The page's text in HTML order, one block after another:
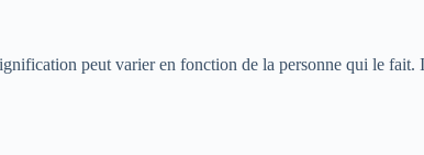
peut varier en fonction de la personne qui le